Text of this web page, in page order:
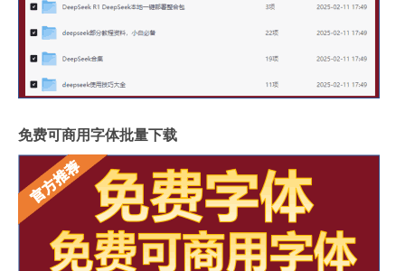
免费可商用字体批量下载